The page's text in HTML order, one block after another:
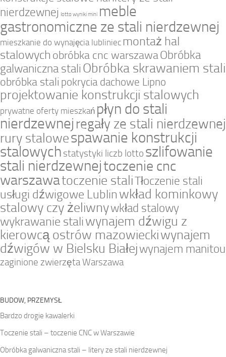
nierdzewnej lotto wyniki mini meble
gastronomiczne ze stali nierdzewnej
mieszkanie do wynajęcia lubliniec montaż hal
stalowych obróbka cnc warszawaObróbka
galwaniczna stali Obróbka skrawaniem stali
obróbka stali pokrycia dachowe Lipno
projektowanie konstrukcji stalowych
prywatne oferty mieszkań płyn do stali
nierdzewnej regały ze stali nierdzewnej
rury stalowespawanie konstrukcji
stalowych statystyki liczb lotto szlifowanie
stali nierdzewnejtoczenie cnc
warszawatoczenie staliTłoczenie stali
usługi dźwigowe Lublin wkład kominkowy
stalowy czy żeliwnywkład stalowy
wykrawanie staliwynajem dźwigu z
kierowcą ostrów mazowieckiwynajem
dźwigów w Bielsku Białejwynajem manitou
zaginione zwierzęta Warszawa
BUDOW, PRZEMYSŁ
Bardzo drogie kawalerki
Toczenie stali – toczenie CNC w Warszawie
Obróbka galwaniczna stali – litery ze stali nierdzewnej